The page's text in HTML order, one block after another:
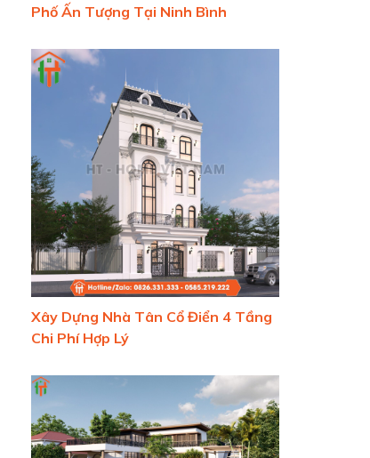
Phố Ấn Tượng Tại Ninh Bình
Xây Dựng Nhà Tân Cổ Điển 4 Tầng
Chi Phí Hợp Lý